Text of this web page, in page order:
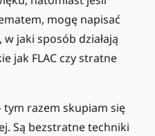
mogę napisać
jaki sposób działają
jak FLAC czy stratne
razem skupiam się
Są bezstratne techniki